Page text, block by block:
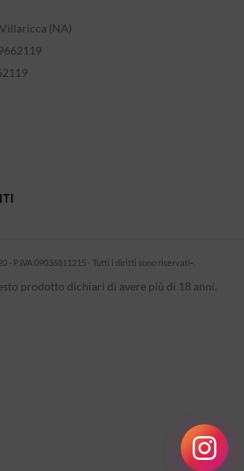
(NA)
- P.IVA 09036811215 - Tutti i diritti sono riservati-
prodotto dichiari di avere più di 18 anni.